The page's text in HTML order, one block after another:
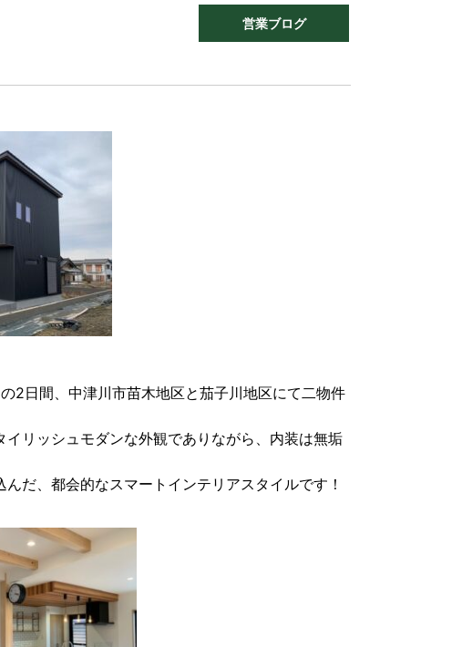
営業ブログ
2日間、中津川市苗木地区と茄子川地区にて二物件
リッシュモダンな外観でありながら、内装は無垢
だ、都会的なスマートインテリアスタイルです！